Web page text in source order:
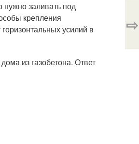
заливать под
крепления
усилий в
из газобетона. Ответ
⇨